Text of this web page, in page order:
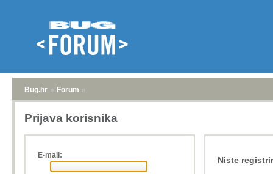
Bug.hr » Forum »
Prijava korisnika
E-mail: Niste